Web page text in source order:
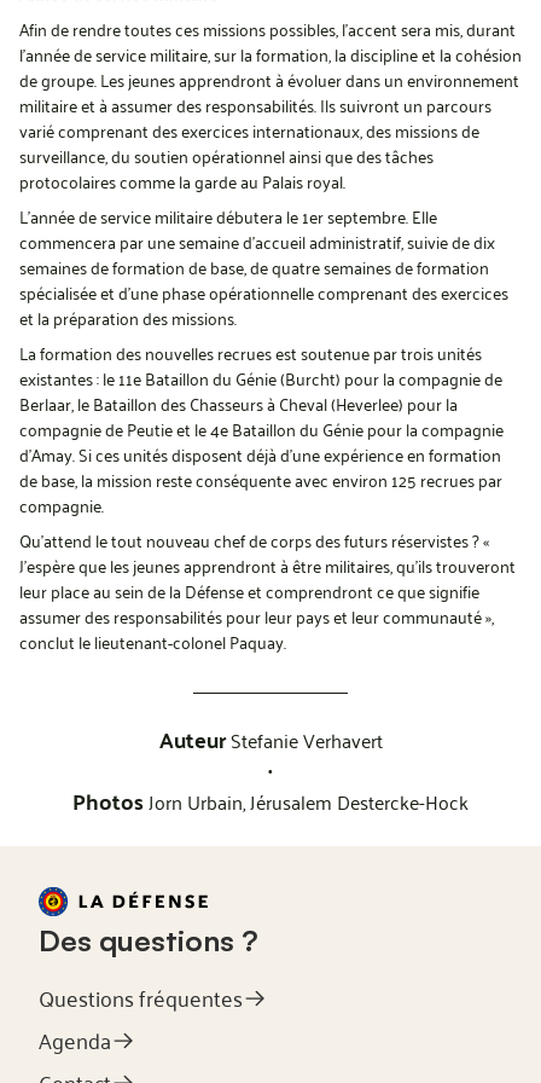
Afin de rendre toutes ces missions possibles, l’accent sera mis, durant
l’année de service militaire, sur la formation, la discipline et la cohésion
de groupe. Les jeunes apprendront à évoluer dans un environnement
militaire et à assumer des responsabilités. Ils suivront un parcours
varié comprenant des exercices internationaux, des missions de
surveillance, du soutien opérationnel ainsi que des tâches
protocolaires comme la garde au Palais royal.
L’année de service militaire débutera le 1er septembre. Elle
commencera par une semaine d’accueil administratif, suivie de dix
semaines de formation de base, de quatre semaines de formation
spécialisée et d’une phase opérationnelle comprenant des exercices
et la préparation des missions.
La formation des nouvelles recrues est soutenue par trois unités
existantes : le 11e Bataillon du Génie (Burcht) pour la compagnie de
Berlaar, le Bataillon des Chasseurs à Cheval (Heverlee) pour la
compagnie de Peutie et le 4e Bataillon du Génie pour la compagnie
d’Amay. Si ces unités disposent déjà d’une expérience en formation
de base, la mission reste conséquente avec environ 125 recrues par
compagnie.
Qu’attend le tout nouveau chef de corps des futurs réservistes ? «
J’espère que les jeunes apprendront à être militaires, qu’ils trouveront
leur place au sein de la Défense et comprendront ce que signifie
assumer des responsabilités pour leur pays et leur communauté »,
conclut le lieutenant-colonel Paquay.
AuteurStefanie Verhavert
•
PhotosJorn Urbain,Jérusalem Destercke-Hock
Des questions ?
Questions fréquentes
Agenda